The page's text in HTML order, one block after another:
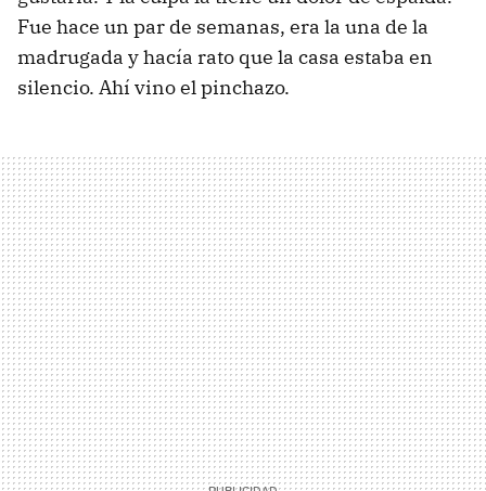
Fue hace un par de semanas, era la una de la
madrugada y hacía rato que la casa estaba en
silencio. Ahí vino el pinchazo.